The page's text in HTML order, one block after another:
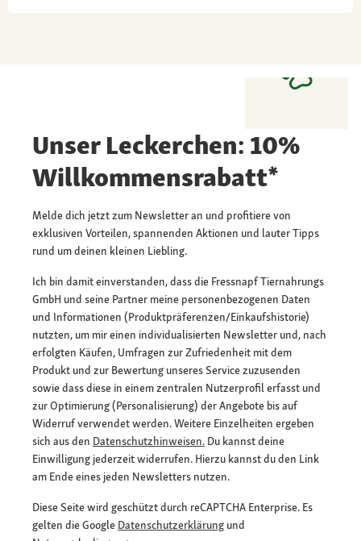
Unser Leckerchen: 10%
Willkommensrabatt*
Melde dich jetzt zum Newsletter an und profitiere von
exklusiven Vorteilen, spannenden Aktionen und lauter Tipps
rund um deinen kleinen Liebling.
Ich bin damit einverstanden, dass die Fressnapf Tiernahrungs
GmbH und seine Partner meine personenbezogenen Daten
und Informationen (Produktpräferenzen/Einkaufshistorie)
nutzten, um mir einen individualisierten Newsletter und, nach
erfolgten Käufen, Umfragen zur Zufriedenheit mit dem
Produkt und zur Bewertung unseres Service zuzusenden
sowie dass diese in einem zentralen Nutzerprofil erfasst und
zur Optimierung (Personalisierung) der Angebote bis auf
Widerruf verwendet werden. Weitere Einzelheiten ergeben
sich aus den Datenschutzhinweisen. Du kannst deine
Einwilligung jederzeit widerrufen. Hierzu kannst du den Link
am Ende eines jeden Newsletters nutzen.
Diese Seite wird geschützt durch reCAPTCHA Enterprise. Es
gelten die Google Datenschutzerklärung und